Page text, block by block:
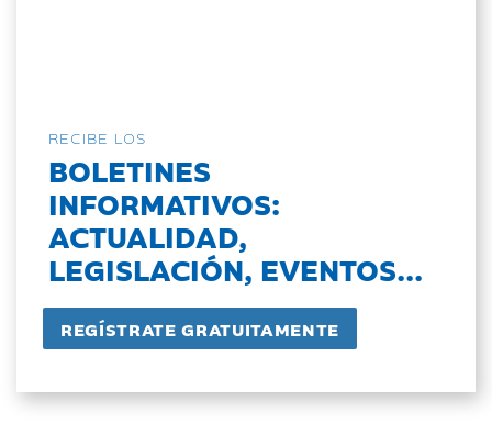
RECIBE LOS
BOLETINES
INFORMATIVOS:
ACTUALIDAD,
LEGISLACIÓN, EVENTOS...